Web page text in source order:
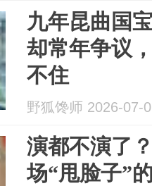
九年昆曲国
却常年争议
不住
野狐馋师 2026-07-
演都不演了
场“甩脸子”